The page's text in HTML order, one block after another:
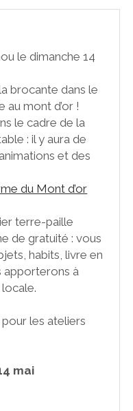
OUAAA
le dimanche 14
brocante dans le
mont d’or !
le cadre de la
: il y aura de
et des
du Mont d’or
terre-paille
de gratuité : vous
habits, livre en
apporterons à
les ateliers
mai